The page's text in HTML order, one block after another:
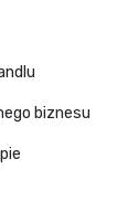
biznesu